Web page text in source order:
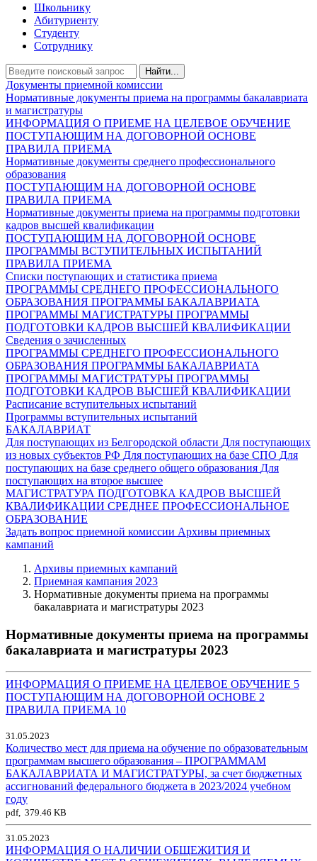
Школьнику
Абитуриенту
Студенту
Сотруднику
Найти...
Документы приемной комиссии
Нормативные документы приема на программы бакалавриата
и магистратуры
ИНФОРМАЦИЯ О ПРИЕМЕ НА ЦЕЛЕВОЕ ОБУЧЕНИЕ
ПОСТУПАЮЩИМ НА ДОГОВОРНОЙ ОСНОВЕ
ПРАВИЛА ПРИЕМА
Нормативные документы среднего профессионального
образования
ПОСТУПАЮЩИМ НА ДОГОВОРНОЙ ОСНОВЕ
ПРАВИЛА ПРИЕМА
Нормативные документы приема на программы подготовки
кадров высшей квалификации
ПОСТУПАЮЩИМ НА ДОГОВОРНОЙ ОСНОВЕ
ПРОГРАММЫ ВСТУПИТЕЛЬНЫХ ИСПЫТАНИЙ
ПРАВИЛА ПРИЕМА
Списки поступающих и статистика приема
ПРОГРАММЫ СРЕДНЕГО ПРОФЕССИОНАЛЬНОГО
ОБРАЗОВАНИЯ ПРОГРАММЫ БАКАЛАВРИАТА
ПРОГРАММЫ МАГИСТРАТУРЫ ПРОГРАММЫ
ПОДГОТОВКИ КАДРОВ ВЫСШЕЙ КВАЛИФИКАЦИИ
Сведения о зачисленных
ПРОГРАММЫ СРЕДНЕГО ПРОФЕССИОНАЛЬНОГО
ОБРАЗОВАНИЯ ПРОГРАММЫ БАКАЛАВРИАТА
ПРОГРАММЫ МАГИСТРАТУРЫ ПРОГРАММЫ
ПОДГОТОВКИ КАДРОВ ВЫСШЕЙ КВАЛИФИКАЦИИ
Расписание вступительных испытаний
Программы вступительных испытаний
БАКАЛАВРИАТ
Для поступающих из Белгородской области Для поступающих
из новых субъектов РФ Для поступающих на базе СПО Для
поступающих на базе среднего общего образования Для
поступающих на второе высшее
МАГИСТРАТУРА ПОДГОТОВКА КАДРОВ ВЫСШЕЙ
КВАЛИФИКАЦИИ СРЕДНЕЕ ПРОФЕССИОНАЛЬНОЕ
ОБРАЗОВАНИЕ
Задать вопрос приемной комиссии Архивы приемных
кампаний
Архивы приемных кампаний
Приемная кампания 2023
Нормативные документы приема на программы
бакалавриата и магистратуры 2023
Нормативные документы приема на программы
бакалавриата и магистратуры 2023
ИНФОРМАЦИЯ О ПРИЕМЕ НА ЦЕЛЕВОЕ ОБУЧЕНИЕ 5
ПОСТУПАЮЩИМ НА ДОГОВОРНОЙ ОСНОВЕ 2
ПРАВИЛА ПРИЕМА 10
31.05.2023
Количество мест для приема на обучение по образовательным
программам высшего образования – ПРОГРАММАМ
БАКАЛАВРИАТА И МАГИСТРАТУРЫ, за счет бюджетных
ассигнований федерального бюджета в 2023/2024 учебном
году
pdf, 379.46 KB
31.05.2023
ИНФОРМАЦИЯ О НАЛИЧИИ ОБЩЕЖИТИЯ И